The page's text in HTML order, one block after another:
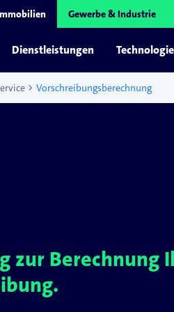
Gewerbe & Industrie
Dienstleistungen
chevron_right Vorschreibungsberechnung
zur Berechnung